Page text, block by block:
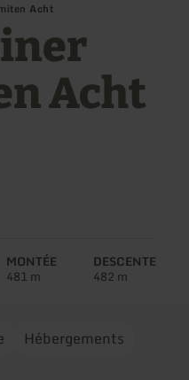
Acht
Acht
MONTÉE
481 m
DESCENTE
482 m
Hébergements